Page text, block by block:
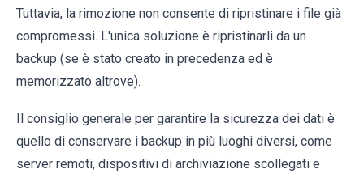
Tuttavia, la rimozione non consente di ripristinare i file già
compromessi. L'unica soluzione è ripristinarli da un
backup (se è stato creato in precedenza ed è
memorizzato altrove).
Il consiglio generale per garantire la sicurezza dei dati è
quello di conservare i backup in più luoghi diversi, come
server remoti, dispositivi di archiviazione scollegati e